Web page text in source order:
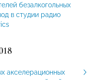
безалкогольных
в студии радио
акселерационных